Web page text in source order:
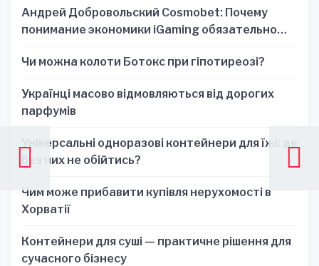
Андрей Добровольский Cosmobet: Почему
понимание экономики iGaming обязательно
Чи можна колоти Ботокс при гіпотиреозі?
Українці масово відмовляються від дорогих
парфумів
Універсальні одноразові контейнери для їжі: де
без них не обійтись?
Чим може прибавити купівля нерухомості в
Хорватії
Контейнери для суші — практичне рішення для
сучасного бізнесу